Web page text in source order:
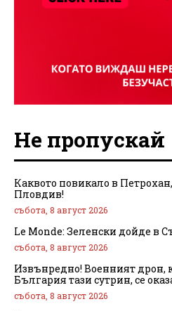
Не пропускай
Каквото повикало в
Пловдив!
събота, 8 август 2026
Le Monde: Зеленски дойде в
събота, 8 август 2026
Извънредно! Военният дрон,
България тази сутрин, се
събота, 8 август 2026